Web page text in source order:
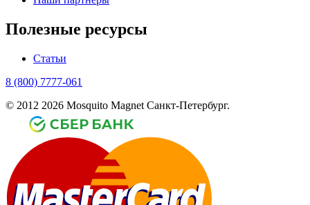
Полезные ресурсы
Статьи
8 (800) 7777-061
© 2012 2026 Mosquito Magnet Санкт-Петербург.